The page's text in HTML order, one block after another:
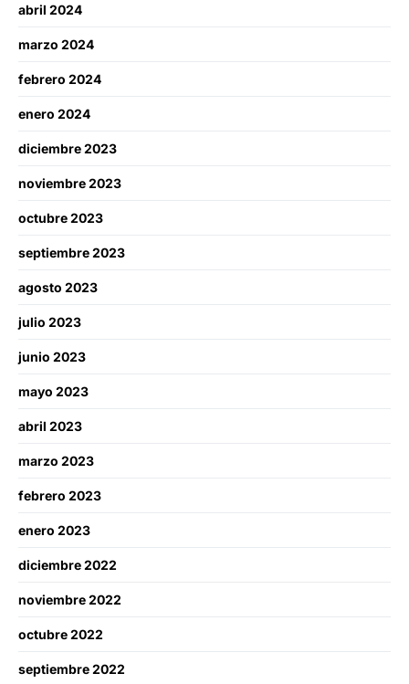
abril 2024
marzo 2024
febrero 2024
enero 2024
diciembre 2023
noviembre 2023
octubre 2023
septiembre 2023
agosto 2023
julio 2023
junio 2023
mayo 2023
abril 2023
marzo 2023
febrero 2023
enero 2023
diciembre 2022
noviembre 2022
octubre 2022
septiembre 2022